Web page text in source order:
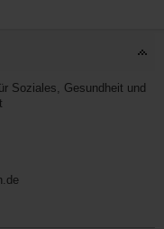
Soziales, Gesundheit und